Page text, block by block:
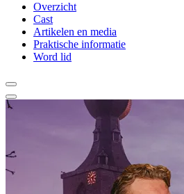
Overzicht
Cast
Artikelen en media
Praktische informatie
Word lid